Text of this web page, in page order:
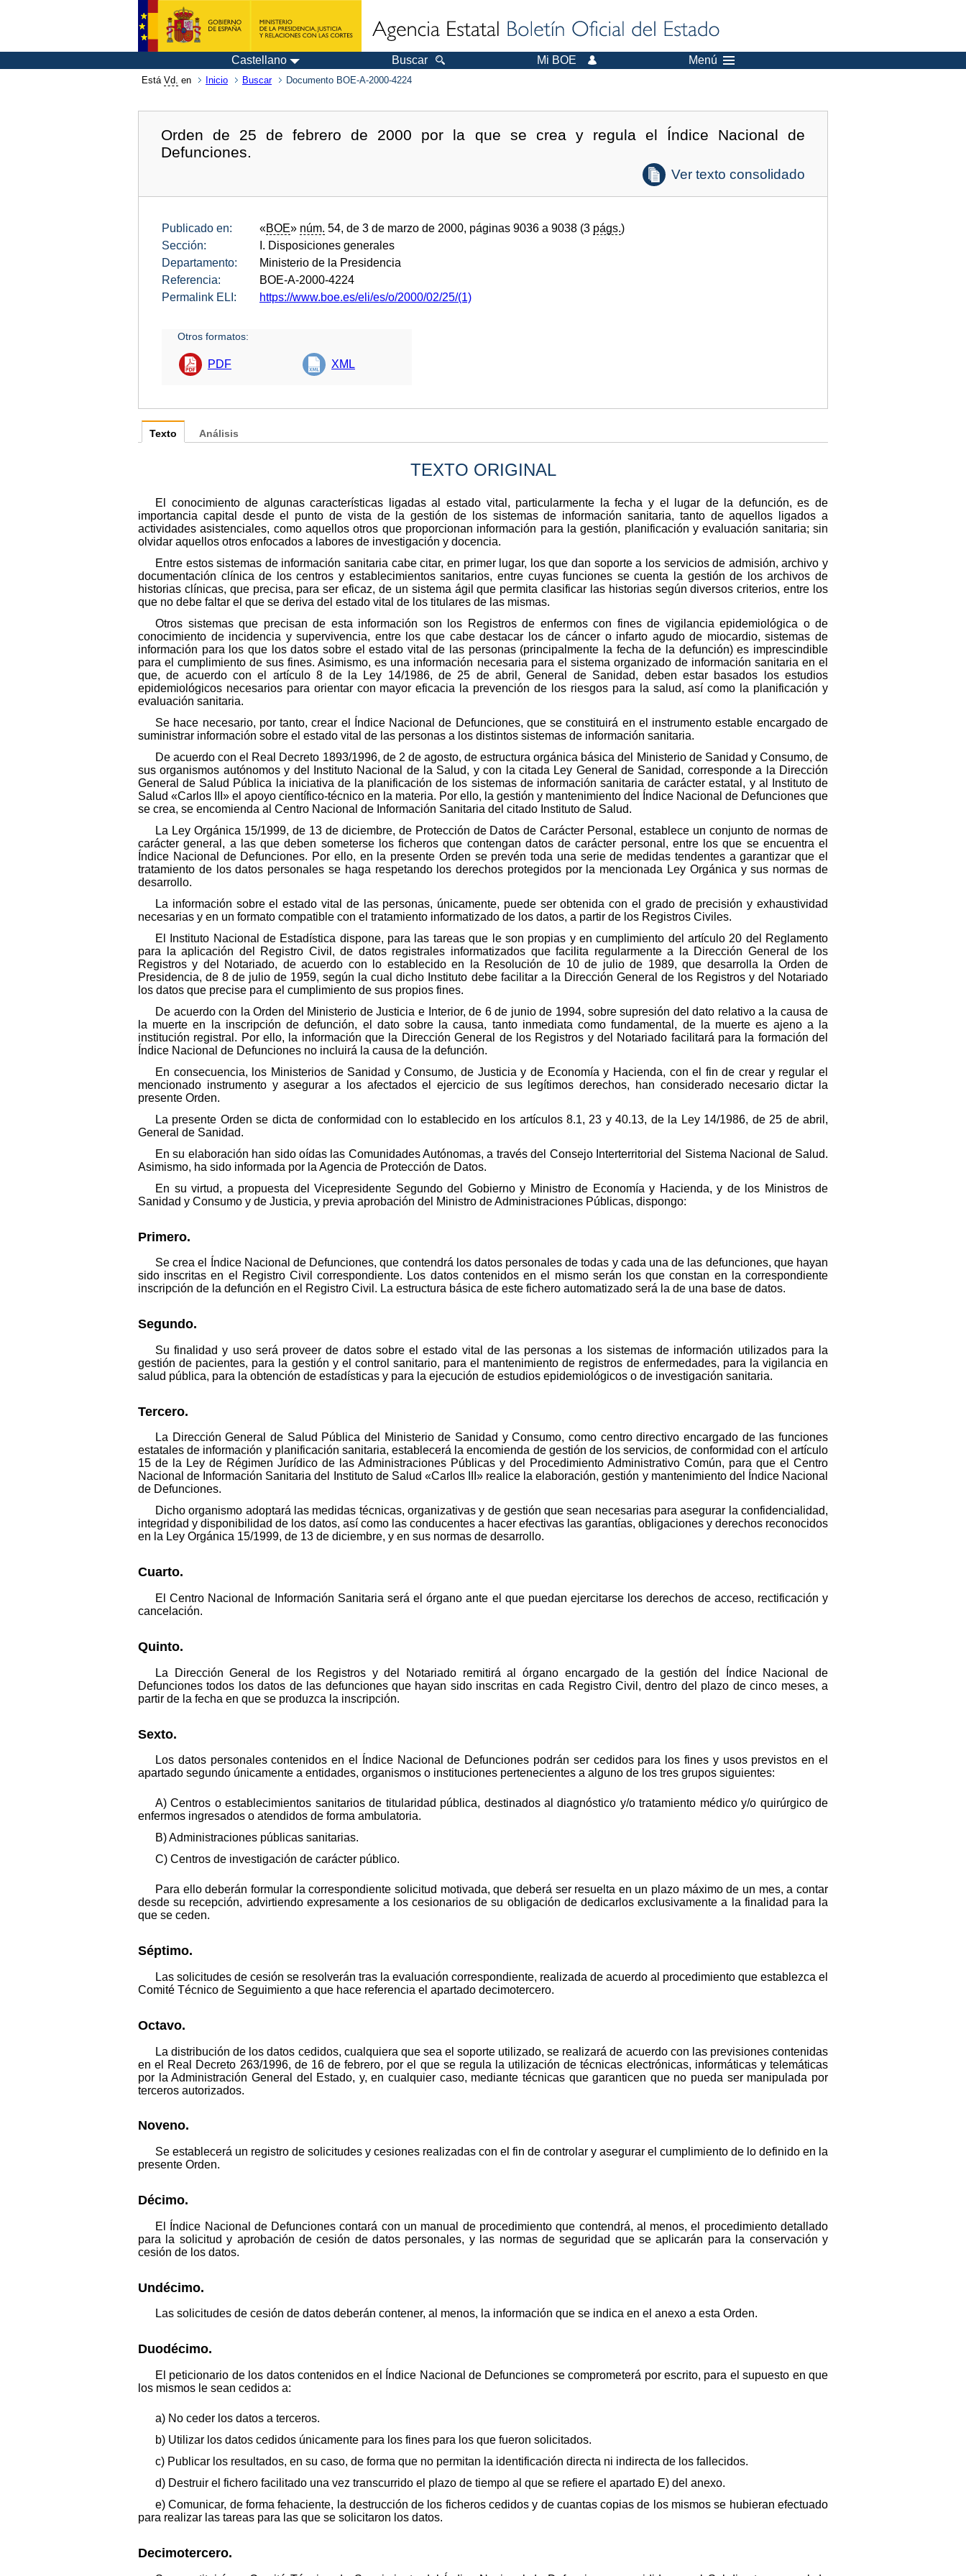
Castellano Buscar Mi BOE Menú
Está Vd. en Inicio Buscar Documento BOE-A-2000-4224
Orden de 25 de febrero de 2000 por la que se crea y regula el Índice Nacional de
Defunciones.
Ver texto consolidado
Publicado en: «BOE» núm. 54, de 3 de marzo de 2000, páginas 9036 a 9038 (3 págs.)
Sección:
I. Disposiciones generales
Departamento:
Ministerio de la Presidencia
Referencia:
BOE-A-2000-4224
Permalink ELI:
https://www.boe.es/eli/es/o/2000/02/25/(1)
Otros formatos:
PDF XML
Texto
TEXTO ORIGINAL
El conocimiento de algunas características ligadas al estado vital, particularmente la fecha y el lugar de la defunción, es de
importancia capital desde el punto de vista de la gestión de los sistemas de información sanitaria, tanto de aquellos ligados a
actividades asistenciales, como aquellos otros que proporcionan información para la gestión, planificación y evaluación sanitaria; sin
olvidar aquellos otros enfocados a labores de investigación y docencia.
Entre estos sistemas de información sanitaria cabe citar, en primer lugar, los que dan soporte a los servicios de admisión, archivo y
documentación clínica de los centros y establecimientos sanitarios, entre cuyas funciones se cuenta la gestión de los archivos de
historias clínicas, que precisa, para ser eficaz, de un sistema ágil que permita clasificar las historias según diversos criterios, entre los
que no debe faltar el que se deriva del estado vital de los titulares de las mismas.
Otros sistemas que precisan de esta información son los Registros de enfermos con fines de vigilancia epidemiológica o de
conocimiento de incidencia y supervivencia, entre los que cabe destacar los de cáncer o infarto agudo de miocardio, sistemas de
información para los que los datos sobre el estado vital de las personas (principalmente la fecha de la defunción) es imprescindible
para el cumplimiento de sus fines. Asimismo, es una información necesaria para el sistema organizado de información sanitaria en el
que, de acuerdo con el artículo 8 de la Ley 14/1986, de 25 de abril, General de Sanidad, deben estar basados los estudios
epidemiológicos necesarios para orientar con mayor eficacia la prevención de los riesgos para la salud, así como la planificación y
evaluación sanitaria.
Se hace necesario, por tanto, crear el Índice Nacional de Defunciones, que se constituirá en el instrumento estable encargado de
suministrar información sobre el estado vital de las personas a los distintos sistemas de información sanitaria.
De acuerdo con el Real Decreto 1893/1996, de 2 de agosto, de estructura orgánica básica del Ministerio de Sanidad y Consumo, de
sus organismos autónomos y del Instituto Nacional de la Salud, y con la citada Ley General de Sanidad, corresponde a la Dirección
General de Salud Pública la iniciativa de la planificación de los sistemas de información sanitaria de carácter estatal, y al Instituto de
Salud «Carlos III» el apoyo científico-técnico en la materia. Por ello, la gestión y mantenimiento del Índice Nacional de Defunciones que
se crea, se encomienda al Centro Nacional de Información Sanitaria del citado Instituto de Salud.
La Ley Orgánica 15/1999, de 13 de diciembre, de Protección de Datos de Carácter Personal, establece un conjunto de normas de
carácter general, a las que deben someterse los ficheros que contengan datos de carácter personal, entre los que se encuentra el
Índice Nacional de Defunciones. Por ello, en la presente Orden se prevén toda una serie de medidas tendentes a garantizar que el
tratamiento de los datos personales se haga respetando los derechos protegidos por la mencionada Ley Orgánica y sus normas de
desarrollo.
La información sobre el estado vital de las personas, únicamente, puede ser obtenida con el grado de precisión y exhaustividad
necesarias y en un formato compatible con el tratamiento informatizado de los datos, a partir de los Registros Civiles.
El Instituto Nacional de Estadística dispone, para las tareas que le son propias y en cumplimiento del artículo 20 del Reglamento
para la aplicación del Registro Civil, de datos registrales informatizados que facilita regularmente a la Dirección General de los
Registros y del Notariado, de acuerdo con lo establecido en la Resolución de 10 de julio de 1989, que desarrolla la Orden de
Presidencia, de 8 de julio de 1959, según la cual dicho Instituto debe facilitar a la Dirección General de los Registros y del Notariado
los datos que precise para el cumplimiento de sus propios fines.
De acuerdo con la Orden del Ministerio de Justicia e Interior, de 6 de junio de 1994, sobre supresión del dato relativo a la causa de
la muerte en la inscripción de defunción, el dato sobre la causa, tanto inmediata como fundamental, de la muerte es ajeno a la
institución registral. Por ello, la información que la Dirección General de los Registros y del Notariado facilitará para la formación del
Índice Nacional de Defunciones no incluirá la causa de la defunción.
En consecuencia, los Ministerios de Sanidad y Consumo, de Justicia y de Economía y Hacienda, con el fin de crear y regular el
mencionado instrumento y asegurar a los afectados el ejercicio de sus legítimos derechos, han considerado necesario dictar la
presente Orden.
La presente Orden se dicta de conformidad con lo establecido en los artículos 8.1, 23 y 40.13, de la Ley 14/1986, de 25 de abril,
General de Sanidad.
En su elaboración han sido oídas las Comunidades Autónomas, a través del Consejo Interterritorial del Sistema Nacional de Salud.
Asimismo, ha sido informada por la Agencia de Protección de Datos.
En su virtud, a propuesta del Vicepresidente Segundo del Gobierno y Ministro de Economía y Hacienda, y de los Ministros de
Sanidad y Consumo y de Justicia, y previa aprobación del Ministro de Administraciones Públicas, dispongo:
Primero.
Se crea el Índice Nacional de Defunciones, que contendrá los datos personales de todas y cada una de las defunciones, que hayan
sido inscritas en el Registro Civil correspondiente. Los datos contenidos en el mismo serán los que constan en la correspondiente
inscripción de la defunción en el Registro Civil. La estructura básica de este fichero automatizado será la de una base de datos.
Segundo.
Su finalidad y uso será proveer de datos sobre el estado vital de las personas a los sistemas de información utilizados para la
gestión de pacientes, para la gestión y el control sanitario, para el mantenimiento de registros de enfermedades, para la vigilancia en
salud pública, para la obtención de estadísticas y para la ejecución de estudios epidemiológicos o de investigación sanitaria.
Tercero.
La Dirección General de Salud Pública del Ministerio de Sanidad y Consumo, como centro directivo encargado de las funciones
estatales de información y planificación sanitaria, establecerá la encomienda de gestión de los servicios, de conformidad con el artículo
15 de la Ley de Régimen Jurídico de las Administraciones Públicas y del Procedimiento Administrativo Común, para que el Centro
Nacional de Información Sanitaria del Instituto de Salud «Carlos III» realice la elaboración, gestión y mantenimiento del Índice Nacional
de Defunciones.
Dicho organismo adoptará las medidas técnicas, organizativas y de gestión que sean necesarias para asegurar la confidencialidad,
integridad y disponibilidad de los datos, así como las conducentes a hacer efectivas las garantías, obligaciones y derechos reconocidos
en la Ley Orgánica 15/1999, de 13 de diciembre, y en sus normas de desarrollo.
Cuarto.
El Centro Nacional de Información Sanitaria será el órgano ante el que puedan ejercitarse los derechos de acceso, rectificación y
cancelación.
Quinto.
La Dirección General de los Registros y del Notariado remitirá al órgano encargado de la gestión del Índice Nacional de
Defunciones todos los datos de las defunciones que hayan sido inscritas en cada Registro Civil, dentro del plazo de cinco meses, a
partir de la fecha en que se produzca la inscripción.
Sexto.
Los datos personales contenidos en el Índice Nacional de Defunciones podrán ser cedidos para los fines y usos previstos en el
apartado segundo únicamente a entidades, organismos o instituciones pertenecientes a alguno de los tres grupos siguientes:
A) Centros o establecimientos sanitarios de titularidad pública, destinados al diagnóstico y/o tratamiento médico y/o quirúrgico de
enfermos ingresados o atendidos de forma ambulatoria.
B) Administraciones públicas sanitarias.
C) Centros de investigación de carácter público.
Para ello deberán formular la correspondiente solicitud motivada, que deberá ser resuelta en un plazo máximo de un mes, a contar
desde su recepción, advirtiendo expresamente a los cesionarios de su obligación de dedicarlos exclusivamente a la finalidad para la
que se ceden.
Séptimo.
Las solicitudes de cesión se resolverán tras la evaluación correspondiente, realizada de acuerdo al procedimiento que establezca el
Comité Técnico de Seguimiento a que hace referencia el apartado decimotercero.
Octavo.
La distribución de los datos cedidos, cualquiera que sea el soporte utilizado, se realizará de acuerdo con las previsiones contenidas
en el Real Decreto 263/1996, de 16 de febrero, por el que se regula la utilización de técnicas electrónicas, informáticas y telemáticas
por la Administración General del Estado, y, en cualquier caso, mediante técnicas que garanticen que no pueda ser manipulada por
terceros autorizados.
Noveno.
Se establecerá un registro de solicitudes y cesiones realizadas con el fin de controlar y asegurar el cumplimiento de lo definido en la
presente Orden.
Décimo.
El Índice Nacional de Defunciones contará con un manual de procedimiento que contendrá, al menos, el procedimiento detallado
para la solicitud y aprobación de cesión de datos personales, y las normas de seguridad que se aplicarán para la conservación y
cesión de los datos.
Undécimo.
Las solicitudes de cesión de datos deberán contener, al menos, la información que se indica en el anexo a esta Orden.
Duodécimo.
El peticionario de los datos contenidos en el Índice Nacional de Defunciones se comprometerá por escrito, para el supuesto en que
los mismos le sean cedidos a:
a) No ceder los datos a terceros.
b) Utilizar los datos cedidos únicamente para los fines para los que fueron solicitados.
c) Publicar los resultados, en su caso, de forma que no permitan la identificación directa ni indirecta de los fallecidos.
d) Destruir el fichero facilitado una vez transcurrido el plazo de tiempo al que se refiere el apartado E) del anexo.
e) Comunicar, de forma fehaciente, la destrucción de los ficheros cedidos y de cuantas copias de los mismos se hubieran efectuado
para realizar las tareas para las que se solicitaron los datos.
Decimotercero.
Análisis